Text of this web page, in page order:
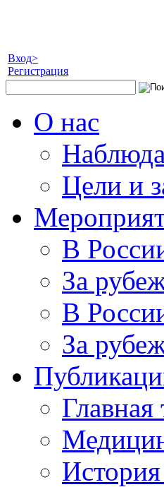
Вход>
Регистрация
О нас
Цели и
В
За
В
За
Главная